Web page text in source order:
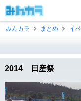
みんカラ
まとめ イ
2014 日産祭